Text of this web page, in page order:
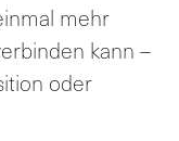
mehr
kann –
oder